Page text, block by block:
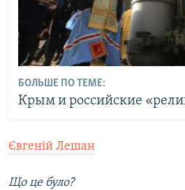
БОЛЬШЕ ПО ТЕМЕ:
Крым и российские
Євгеній Лешан
Що це було?